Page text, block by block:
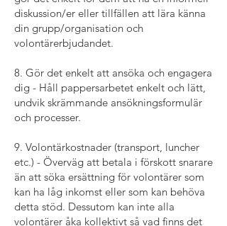
diskussion/er eller tillfällen att lära känna
din grupp/organisation och
volontärerbjudandet.
8. Gör det enkelt att ansöka och engagera
dig - Håll pappersarbetet enkelt och lätt,
undvik skrämmande ansökningsformulär
och processer.
9. Volontärkostnader (transport, luncher
etc.) - Överväg att betala i förskott snarare
än att söka ersättning för volontärer som
kan ha låg inkomst eller som kan behöva
detta stöd. Dessutom kan inte alla
volontärer åka kollektivt så vad finns det